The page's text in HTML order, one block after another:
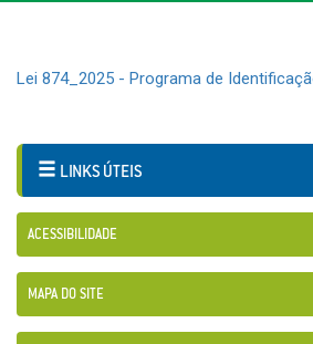
Lei 874_2025 - Programa de
LINKS ÚTEIS
ACESSIBILIDADE
MAPA DO SITE